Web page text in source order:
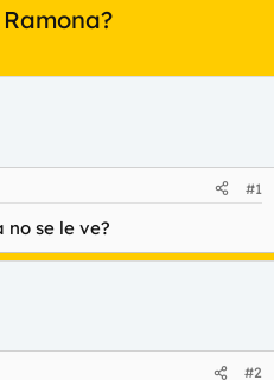
#1
no se le ve?
#2